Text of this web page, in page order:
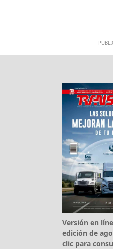
Versión en
edición de
clic para